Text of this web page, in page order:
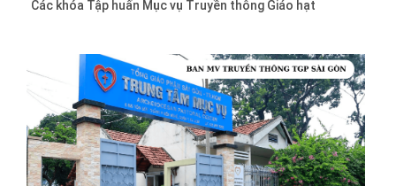
Các khóa Tập huấn Mục vụ Truyền thông Giáo hạt